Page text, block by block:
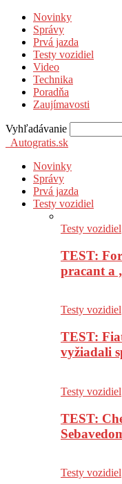
Novinky
Správy
Prvá jazda
Testy vozidiel
Video
Technika
Poradňa
Zaujímavosti
Vyhľadávanie
Autogratis.sk
Novinky
Správy
Prvá jazda
Testy vozidiel
Testy vozidiel
TEST:
pracant a
Testy vozidiel
TEST:
vyžiadali
Testy vozidiel
TEST:
Testy vozidiel